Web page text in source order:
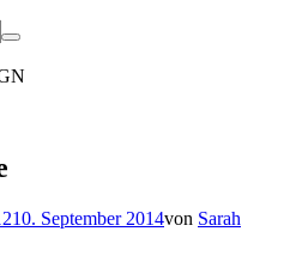
10. September 2014von Sarah